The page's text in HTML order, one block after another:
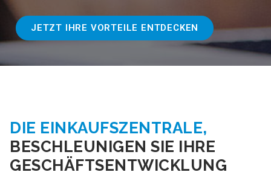
JETZT IHRE VORTEILE ENTDECKEN
DIE EINKAUFSZENTRALE,
BESCHLEUNIGEN SIE IHRE
GESCHÄFTSENTWICKLUNG